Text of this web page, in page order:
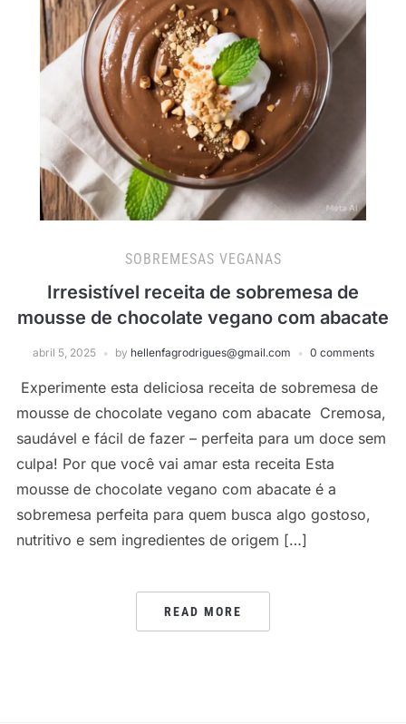
SOBREMESAS VEGANAS
Irresistível receita de sobremesa de
mousse de chocolate vegano com abacate
abril 5, 2025 by hellenfagrodrigues@gmail.com 0 comments
Experimente esta deliciosa receita de sobremesa de
mousse de chocolate vegano com abacate Cremosa,
saudável e fácil de fazer – perfeita para um doce sem
culpa! Por que você vai amar esta receita Esta
mousse de chocolate vegano com abacate é a
sobremesa perfeita para quem busca algo gostoso,
nutritivo e sem ingredientes de origem […]
READ MORE